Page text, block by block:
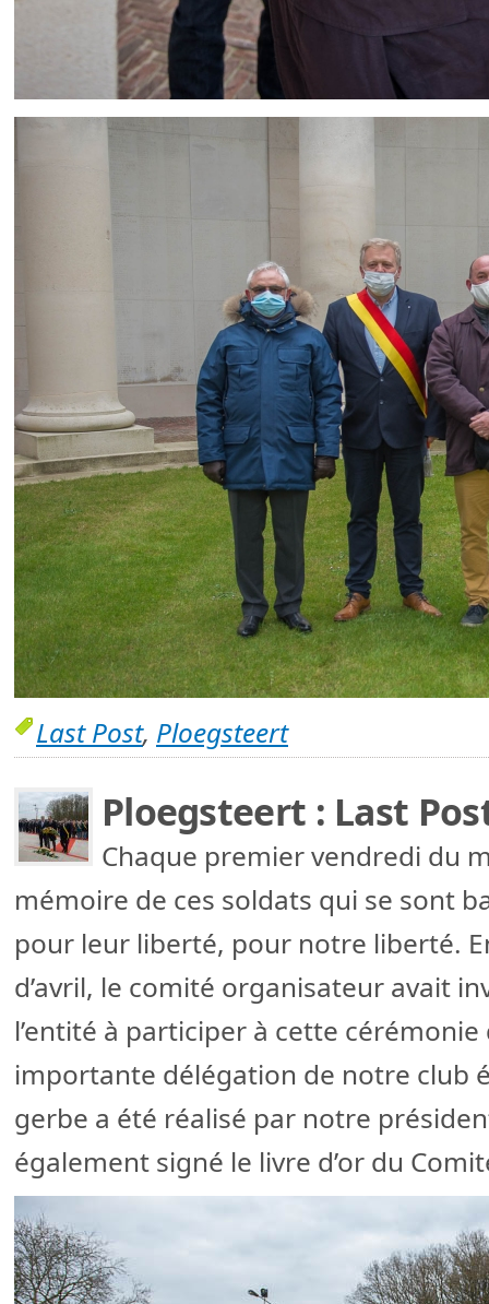
Last Post, Ploegsteert
Ploegsteert : Last
Chaque premier vendredi du
mémoire de ces soldats qui se sont
pour leur liberté, pour notre liberté.
d’avril, le comité organisateur avait
l’entité à participer à cette
importante délégation de notre club
gerbe a été réalisé par notre
également signé le livre d’or du